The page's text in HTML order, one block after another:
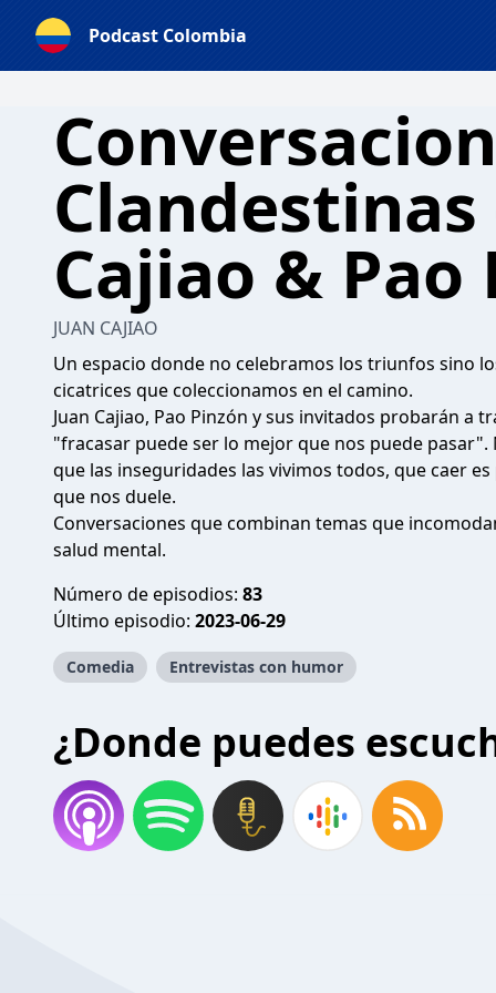
Podcast Colombia
Clandestinas
Cajiao & Pao
JUAN CAJIAO
Un espacio donde no celebramos los triunfos sino
cicatrices que coleccionamos en el camino.
Juan Cajiao, Pao Pinzón y sus invitados probarán a
"fracasar puede ser lo mejor que nos puede
que las inseguridades las vivimos todos, que caer
que nos duele.
Conversaciones que combinan temas que
salud mental.
Número de episodios: 83
Último episodio: 2023-06-29
Comedia Entrevistas con humor
¿Donde puedes